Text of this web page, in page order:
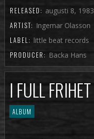
RELEASED: augusti 8, 1983
ARTIST: Ingemar Olasson
LABEL: little beat records
PRODUCER: Backa Hans
I FULL FRIHET
ALBUM